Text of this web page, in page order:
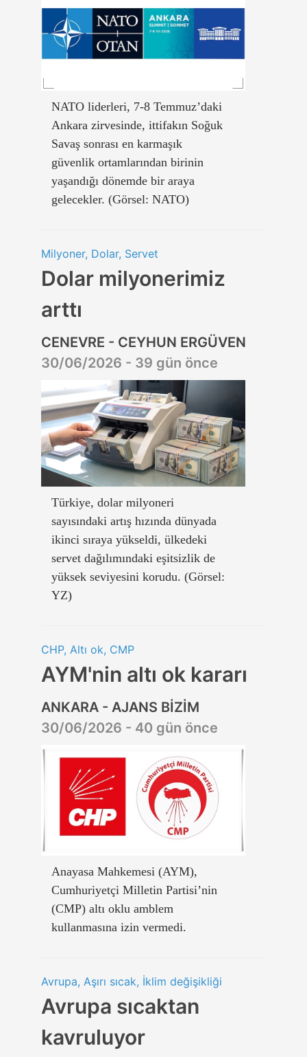
NATO liderleri, 7-8 Temmuz’daki
Ankara zirvesinde, ittifakın Soğuk
Savaş sonrası en karmaşık
güvenlik ortamlarından birinin
yaşandığı dönemde bir araya
gelecekler. (Görsel: NATO)
Milyoner, Dolar, Servet
Dolar milyonerimiz
arttı
CENEVRE - CEYHUN ERGÜVEN
30/06/2026 - 39 gün önce
Türkiye, dolar milyoneri
sayısındaki artış hızında dünyada
ikinci sıraya yükseldi, ülkedeki
servet dağılımındaki eşitsizlik de
yüksek seviyesini korudu. (Görsel:
YZ)
CHP, Altı ok, CMP
AYM'nin altı ok kararı
ANKARA - AJANS BİZİM
30/06/2026 - 40 gün önce
Anayasa Mahkemesi (AYM),
Cumhuriyetçi Milletin Partisi’nin
(CMP) altı oklu amblem
kullanmasına izin vermedi.
Avrupa, Aşırı sıcak, İklim değişikliği
Avrupa sıcaktan
kavruluyor